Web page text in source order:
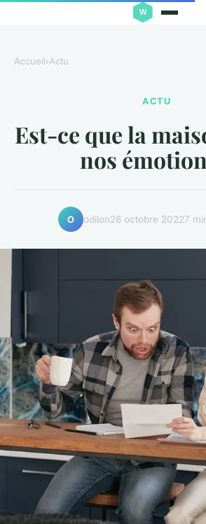
Accueil›Actu
ACTU
Est-ce que la
nos
O odilon28 octobre 20227